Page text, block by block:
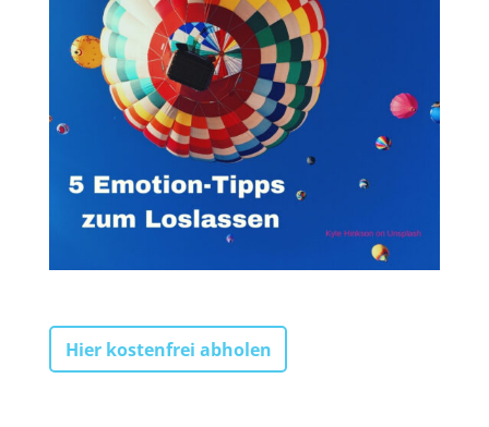
Hier kostenfrei abholen